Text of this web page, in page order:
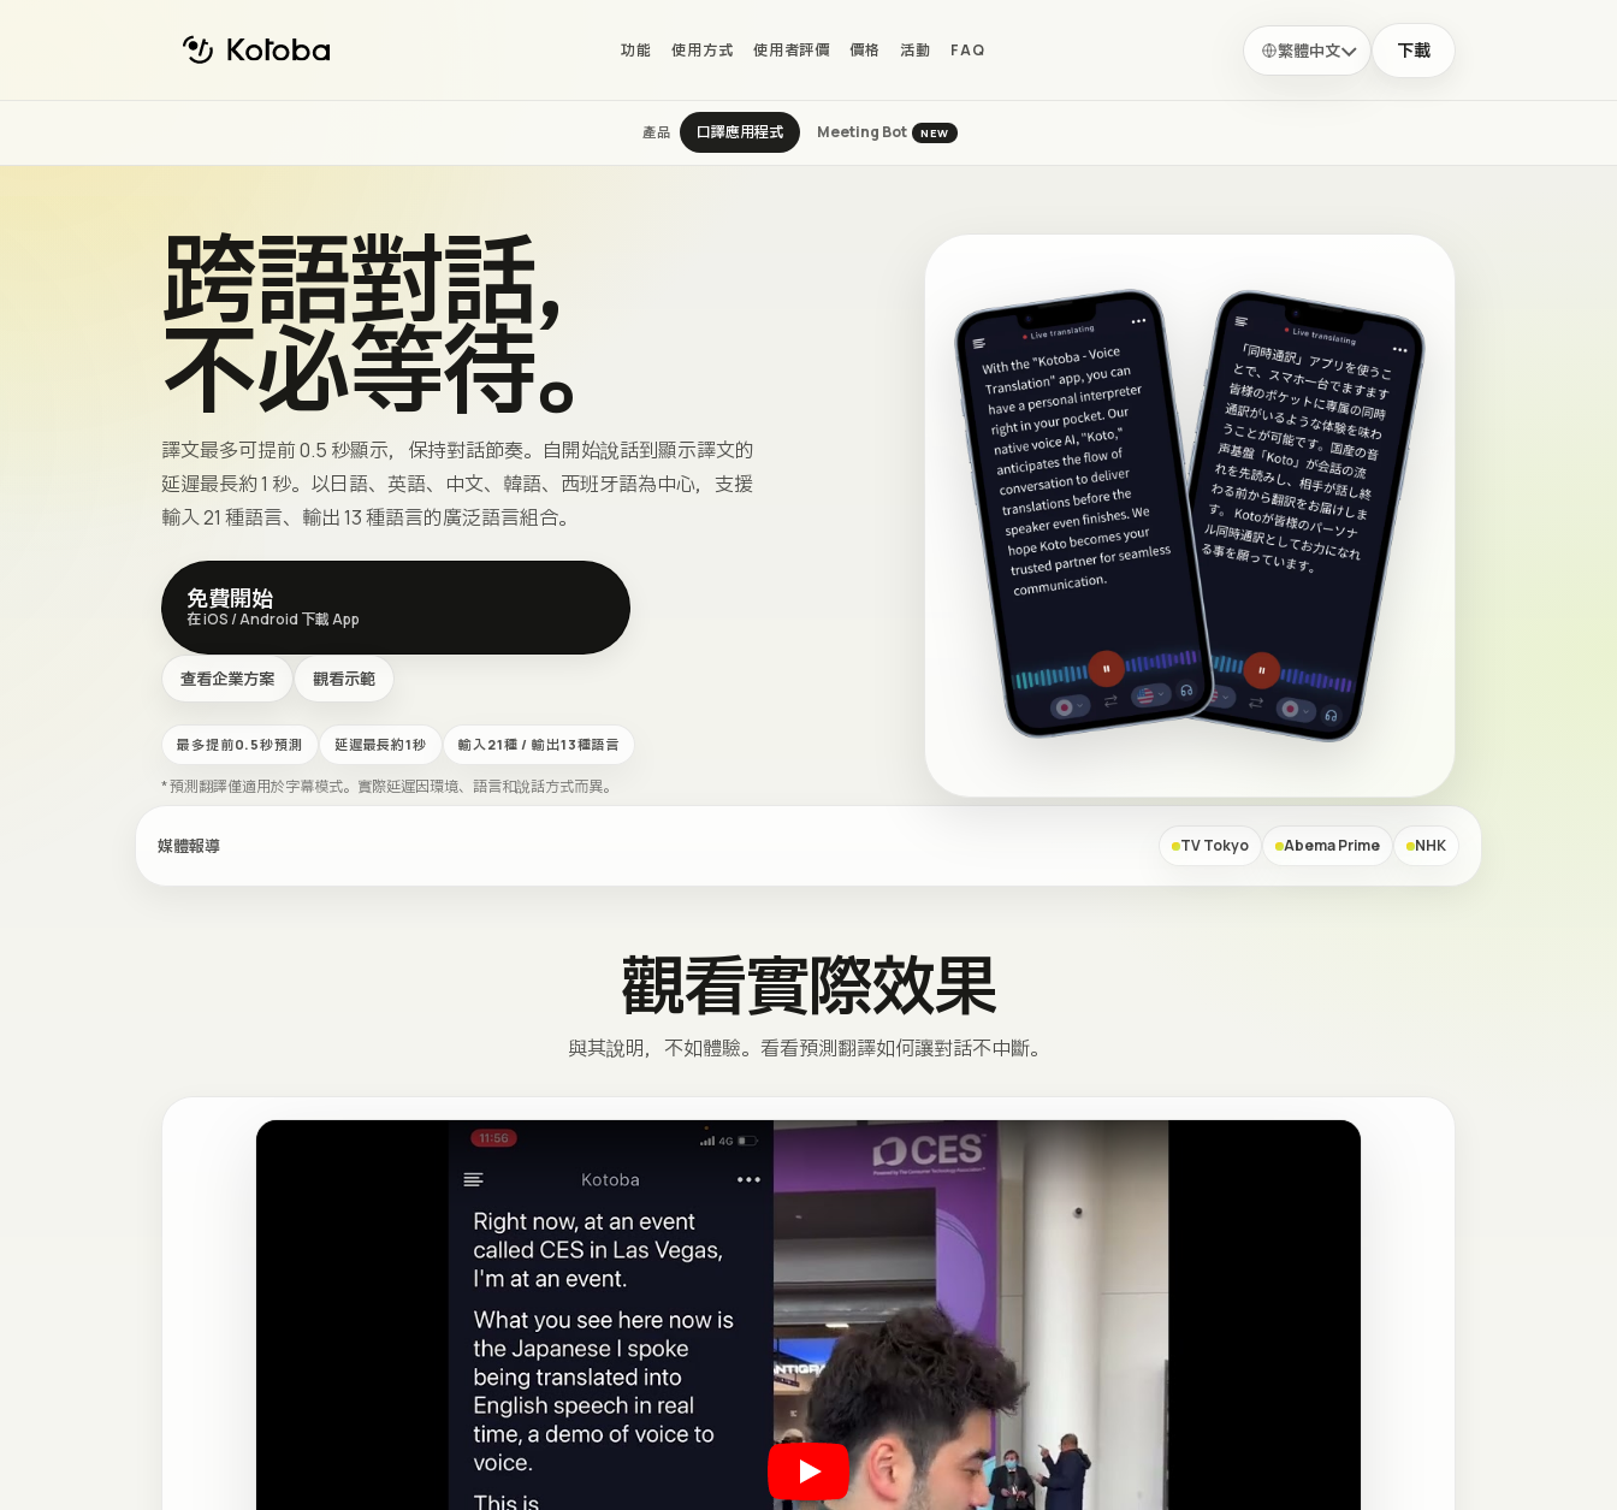
功能 使用方式 使用者評價 價格 活動 FAQ 繁體中文 下載
產品 口譯應用程式 Meeting Bot NEW
跨語對話，
不必等待。
譯文最多可提前 0.5 秒顯示，保持對話節奏。自開始說話到顯示譯文的
延遲最長約 1 秒。以日語、英語、中文、韓語、西班牙語為中心，支援
輸入 21 種語言、輸出 13 種語言的廣泛語言組合。
免費開始
在 iOS / Android 下載 App
查看企業方案 觀看示範
最多提前0.5秒預測 延遲最長約1秒 輸入21種 / 輸出13種語言
* 預測翻譯僅適用於字幕模式。實際延遲因環境、語言和說話方式而異。
媒體報導 TV Tokyo Abema Prime NHK
觀看實際效果
與其說明，不如體驗。看看預測翻譯如何讓對話不中斷。
播放示範影片